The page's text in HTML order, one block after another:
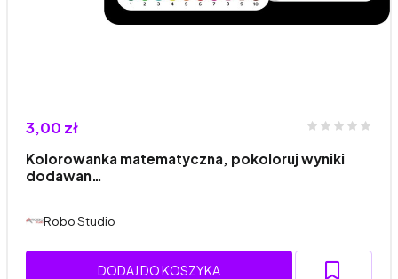
3,00 zł
Kolorowanka matematyczna, pokoloruj wyniki
dodawan…
Robo Studio
DODAJ DO KOSZYKA